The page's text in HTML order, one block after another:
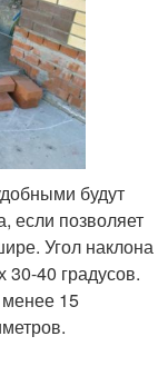
будут
если позволяет
Угол наклона
40 градусов.
менее 15